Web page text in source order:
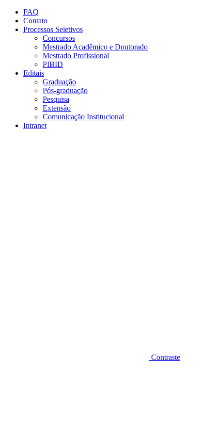
Conteúdo principal
FAQ
Contato
Processos Seletivos
Concursos
Mestrado Acadêmico e Doutorado
Mestrado Profissional
PIBID
Editais
Graduação
Pós-graduação
Pesquisa
Extensão
Comunicação Institucional
Intranet
Contraste